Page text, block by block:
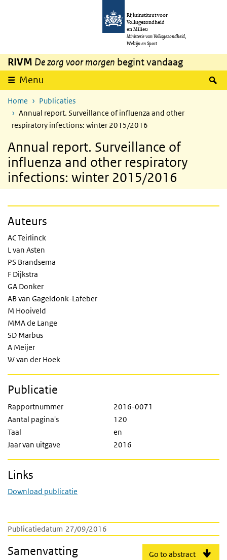
Overslaan en naar de inhoud gaan
Rijksinstituut voor
Volksgezondheid
en Milieu
Ministerie van Volksgezondheid,
Welzijn en Sport
RIVM De zorg voor morgen begint vandaag
Menu
Home
Publicaties
Annual report. Surveillance of influenza and other
respiratory infections: winter 2015/2016
Annual report. Surveillance of
influenza and other respiratory
infections: winter 2015/2016
Publicatiedatum 27/09/2016
Go to abstract
Samenvatting
Auteurs
AC Teirlinck
L van Asten
PS Brandsema
F Dijkstra
GA Donker
AB van Gageldonk-Lafeber
M Hooiveld
MMA de Lange
SD Marbus
A Meijer
W van der Hoek
Publicatie
Rapportnummer
2016-0071
Aantal pagina's
120
Taal
en
Jaar van uitgave
2016
Links
Download publicatie